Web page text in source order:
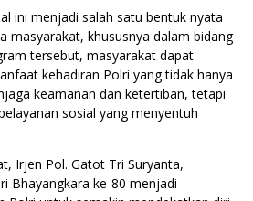
ini menjadi salah satu bentuk nyata
masyarakat, khususnya dalam bidang
tersebut, masyarakat dapat
kehadiran Polri yang tidak hanya
keamanan dan ketertiban, tetapi
sosial yang menyentuh
Irjen Pol. Gatot Tri Suryanta,
Bhayangkara ke-80 menjadi